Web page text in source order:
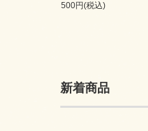
500円(税込)
新着商品